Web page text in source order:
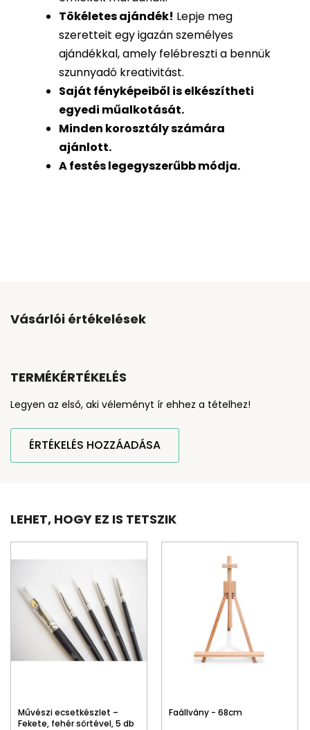
Tökéletes ajándék! Lepje meg
szeretteit egy igazán személyes
ajándékkal, amely felébreszti a bennük
szunnyadó kreativitást.
Saját fényképeiből iselkészítheti
egyedi műalkotását.
Minden korosztály számára
ajánlott.
A festés legegyszerűbb módja.
Vásárlói értékelések
TERMÉKÉRTÉKELÉS
Legyen az első, aki véleményt ír ehhez a tételhez!
ÉRTÉKELÉS HOZZÁADÁSA
LEHET, HOGY EZ IS TETSZIK
Művészi ecsetkészlet –
Fekete, fehér sörtével, 5 db
Faállvány - 68cm